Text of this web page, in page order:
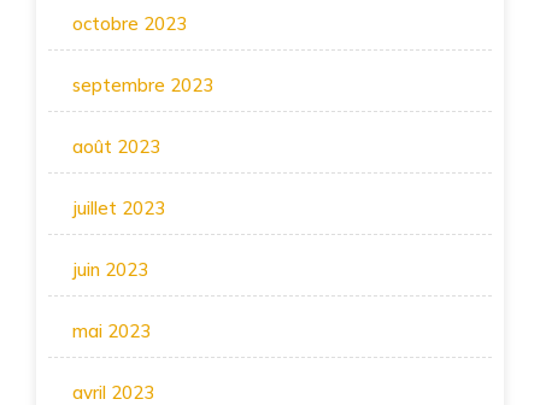
octobre 2023
septembre 2023
août 2023
juillet 2023
juin 2023
mai 2023
avril 2023